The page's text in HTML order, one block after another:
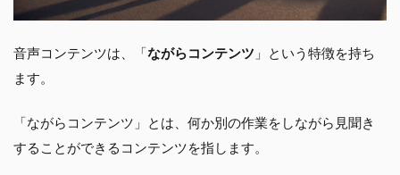
音声コンテンツは、「ながらコンテンツ 」という特徴を持ち
ます。
「ながらコンテンツ」とは、何か別の作業をしながら見聞き
することができるコンテンツを指します。